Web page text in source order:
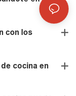
con los
cocina en